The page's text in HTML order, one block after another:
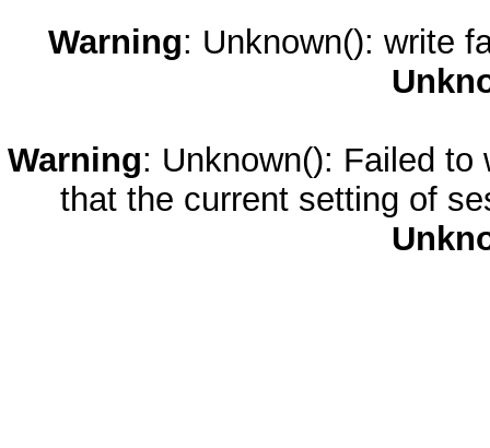
Warning: Unknown(): write
Warning: Unknown(): Failed
that the current setting of